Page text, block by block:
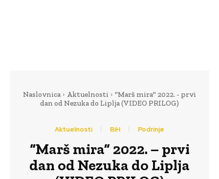
Naslovnica Aktuelnosti
"Marš mira" 2022. - prvi
dan od Nezuka do Liplja (VIDEO PRILOG)
Aktuelnosti BiH Podrinje
“Marš mira” 2022. – prvi
dan od Nezuka do Liplja